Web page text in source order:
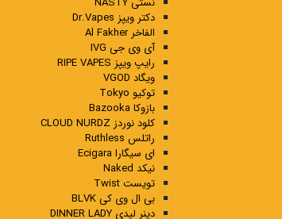
دکتر ویپز Dr.Vapes
الفاخر Al Fakher
آی وی جی IVG
رایپ ویپز RIPE VAPES
ویگاد VGOD
توکیو Tokyo
بازوکا Bazooka
کلود نوردز CLOUD NURDZ
راتلس Ruthless
ای سیگارا Ecigara
نیکد Naked
تویست Twist
بی ال وی کی BLVK
دینر لیدی DINNER LADY